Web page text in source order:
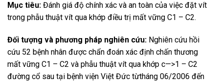
Mục tiêu: Đánh giá độ chính xác và an toàn của việc đặt vít
trong phẫu thuật vít qua khớp điều trị mất vững C1 – C2.
Đối tượng và phương pháp nghiên cứu: Nghiên cứu hồi
cứu 52 bệnh nhân được chẩn đoán xác định chấn thương
mất vững C1 – C2 và phẫu thuật vít qua khớp c—>1 – C2
đường cổ sau tại bệnh viện Việt Đức từtháng 06/2006 đến